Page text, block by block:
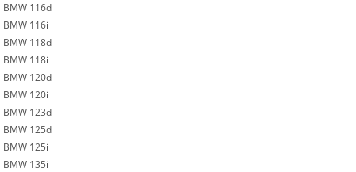
BMW 116d
BMW 116i
BMW 118d
BMW 118i
BMW 120d
BMW 120i
BMW 123d
BMW 125d
BMW 125i
BMW 135i